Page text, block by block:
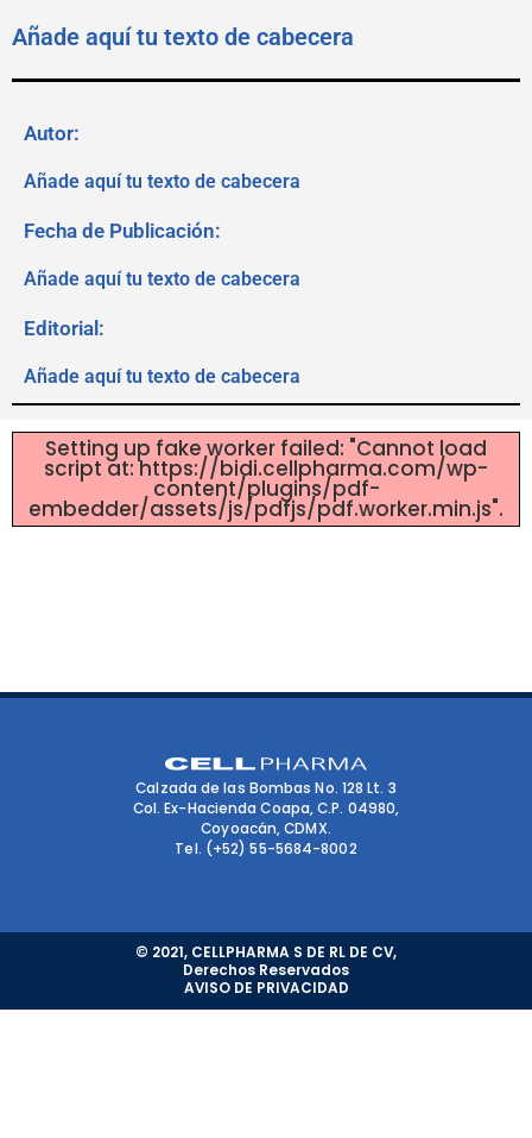
Añade aquí tu texto de cabecera
Autor:
Añade aquí tu texto de cabecera
Fecha de Publicación:
Añade aquí tu texto de cabecera
Editorial:
Añade aquí tu texto de cabecera
Setting up fake worker failed: "Cannot load
script at: https://bidi.cellpharma.com/wp-
content/plugins/pdf-
embedder/assets/js/pdfjs/pdf.worker.min.js".
Calzada de las Bombas No. 128 Lt. 3
Col. Ex-Hacienda Coapa, C.P. 04980,
Coyoacán, CDMX.
Tel. (+52) 55-5684-8002
© 2021, CELLPHARMA S DE RL DE CV,
Derechos Reservados
AVISO DE PRIVACIDAD